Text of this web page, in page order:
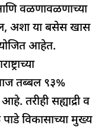
वळणावळणाच्या
अशा या बसेस खास
आहेत.
तब्बल ९३%
तरीही सह्याद्री व
विकासाच्या मुख्य